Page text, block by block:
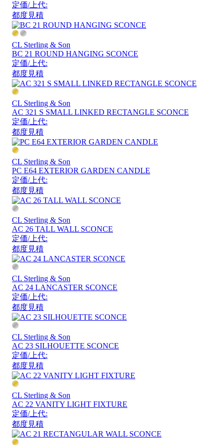
定価/上代:
都度見積
CL Sterling & Son
BC 21 ROUND HANGING SCONCE
定価/上代:
都度見積
CL Sterling & Son
AC 321 S SMALL LINKED RECTANGLE SCONCE
定価/上代:
都度見積
CL Sterling & Son
PC E64 EXTERIOR GARDEN CANDLE
定価/上代:
都度見積
CL Sterling & Son
AC 26 TALL WALL SCONCE
定価/上代:
都度見積
CL Sterling & Son
AC 24 LANCASTER SCONCE
定価/上代:
都度見積
CL Sterling & Son
AC 23 SILHOUETTE SCONCE
定価/上代:
都度見積
CL Sterling & Son
AC 22 VANITY LIGHT FIXTURE
定価/上代:
都度見積